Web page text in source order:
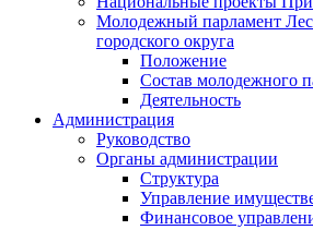
Молодежный парламент
городского округа
Положение
Состав молодежного
Деятельность
Администрация
Руководство
Органы администрации
Структура
Управление
Финансовое